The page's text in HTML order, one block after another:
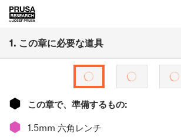
1. この章に必要な道具
⬢ この章で、準備するもの:
⬢ 1.5mm 六角レンチ